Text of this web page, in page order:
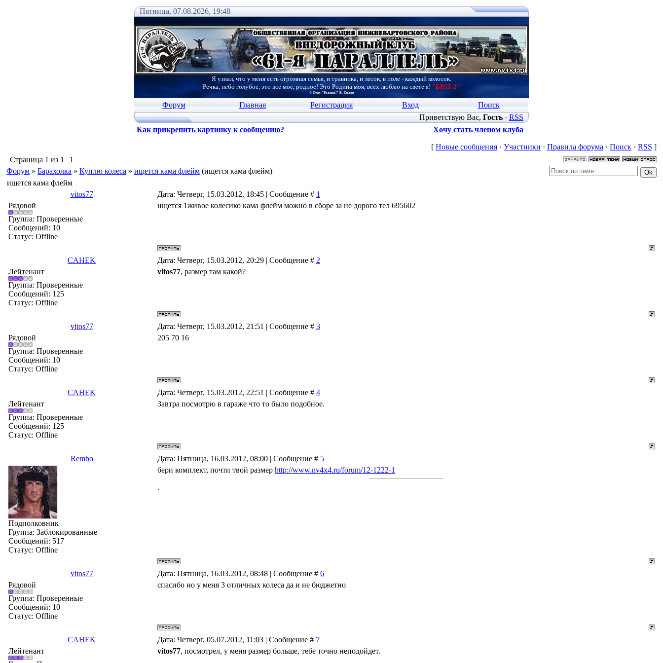
Пятница, 07.08.2026, 19:48
Я узнал, что у меня есть огромная семья, и травинка, и лесок, в поле - каждый колосок.
Речка, небо голубое, это все мое, родное! Это Родина моя, всех люблю на свете я! "БРАТ-2"
© Стих "Родина!" В. Орлов
Форум Главная Регистрация Вход
Поиск
Приветствую Вас, Гость· RSS
Как прикрепить картинку к сообщению?
Хочу стать членом клуба
[ Новые сообщения · Участники · Правила форума · Поиск · RSS ]
Страница 1 из 1
1
Форум » Барахолка » Куплю колеса » ищется кама флейм (ищется кама флейм)
ищется кама флейм
vitos77
Дата: Четверг, 15.03.2012, 18:45 | Сообщение # 1
Рядовой
Группа: Проверенные
Сообщений: 10
Статус: Offline
ищется 1живое колесико кама флейм можно в сборе за не дорого тел 695602
CAHEK Дата: Четверг, 15.03.2012, 20:29 | Сообщение # 2
Лейтенант
Группа: Проверенные
Сообщений: 125
Статус: Offline
vitos77, размер там какой?
vitos77 Дата: Четверг, 15.03.2012, 21:51 | Сообщение # 3
Рядовой
Группа: Проверенные
Сообщений: 10
Статус: Offline
205 70 16
CAHEK Дата: Четверг, 15.03.2012, 22:51 | Сообщение # 4
Лейтенант
Группа: Проверенные
Сообщений: 125
Статус: Offline
Завтра посмотрю в гараже что то было подобное.
Rembo Дата: Пятница, 16.03.2012, 08:00 | Сообщение # 5
Подполковник
Группа: Заблокированные
Сообщений: 517
Статус: Offline
бери комплект, почти твой размер http://www.nv4x4.ru/forum/12-1222-1
.
vitos77 Дата: Пятница, 16.03.2012, 08:48 | Сообщение # 6
Рядовой
Группа: Проверенные
Сообщений: 10
Статус: Offline
спасибо но у меня 3 отличных колеса да и не бюджетно
CAHEK Дата: Четверг, 05.07.2012, 11:03 | Сообщение # 7
Лейтенант
vitos77, посмотрел, у меня размер больше, тебе точно неподойдет.